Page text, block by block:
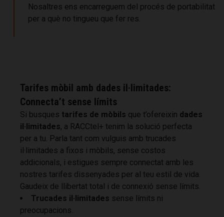
Nosaltres ens encarreguem del procés de portabilitat
per a què no tingueu que fer res.
Tarifes mòbil amb dades il·limitades:
Connecta’t sense límits
Si busques tarifes de mòbils que t’ofereixin dades
il·limitades, a RACCtel+ tenim la solució perfecta
per a tu. Parla tant com vulguis amb trucades
il·limitades a fixos i mòbils, sense costos
addicionals, i estigues sempre connectat amb les
nostres tarifes dissenyades per al teu estil de vida.
Gaudeix de llibertat total i de connexió sense límits.
Trucades il·limitades sense límits ni
preocupacions.